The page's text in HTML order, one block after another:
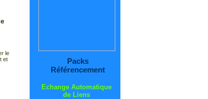
le
et
Packs
Référencement
Echange Automatique
de Liens